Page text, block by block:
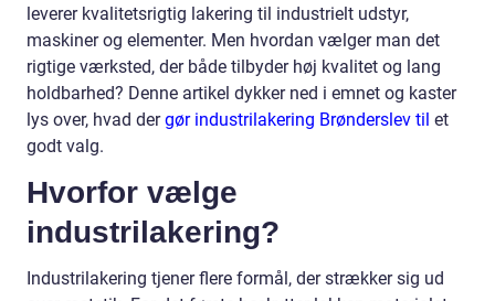
leverer kvalitetsrigtig lakering til industrielt udstyr,
maskiner og elementer. Men hvordan vælger man det
rigtige værksted, der både tilbyder høj kvalitet og lang
holdbarhed? Denne artikel dykker ned i emnet og kaster
lys over, hvad dergør industrilakering Brønderslev til et
godt valg.
Hvorfor vælge
industrilakering?
Industrilakering tjener flere formål, der strækker sig ud